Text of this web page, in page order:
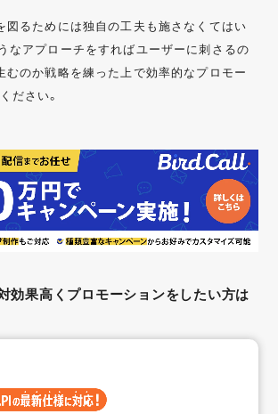
図るためには独自の工夫も施さなくてはい
なアプローチをすればユーザーに刺さるの
むのか戦略を練った上で効率的なプロモー
ださい。
効果高くプロモーションをしたい方は